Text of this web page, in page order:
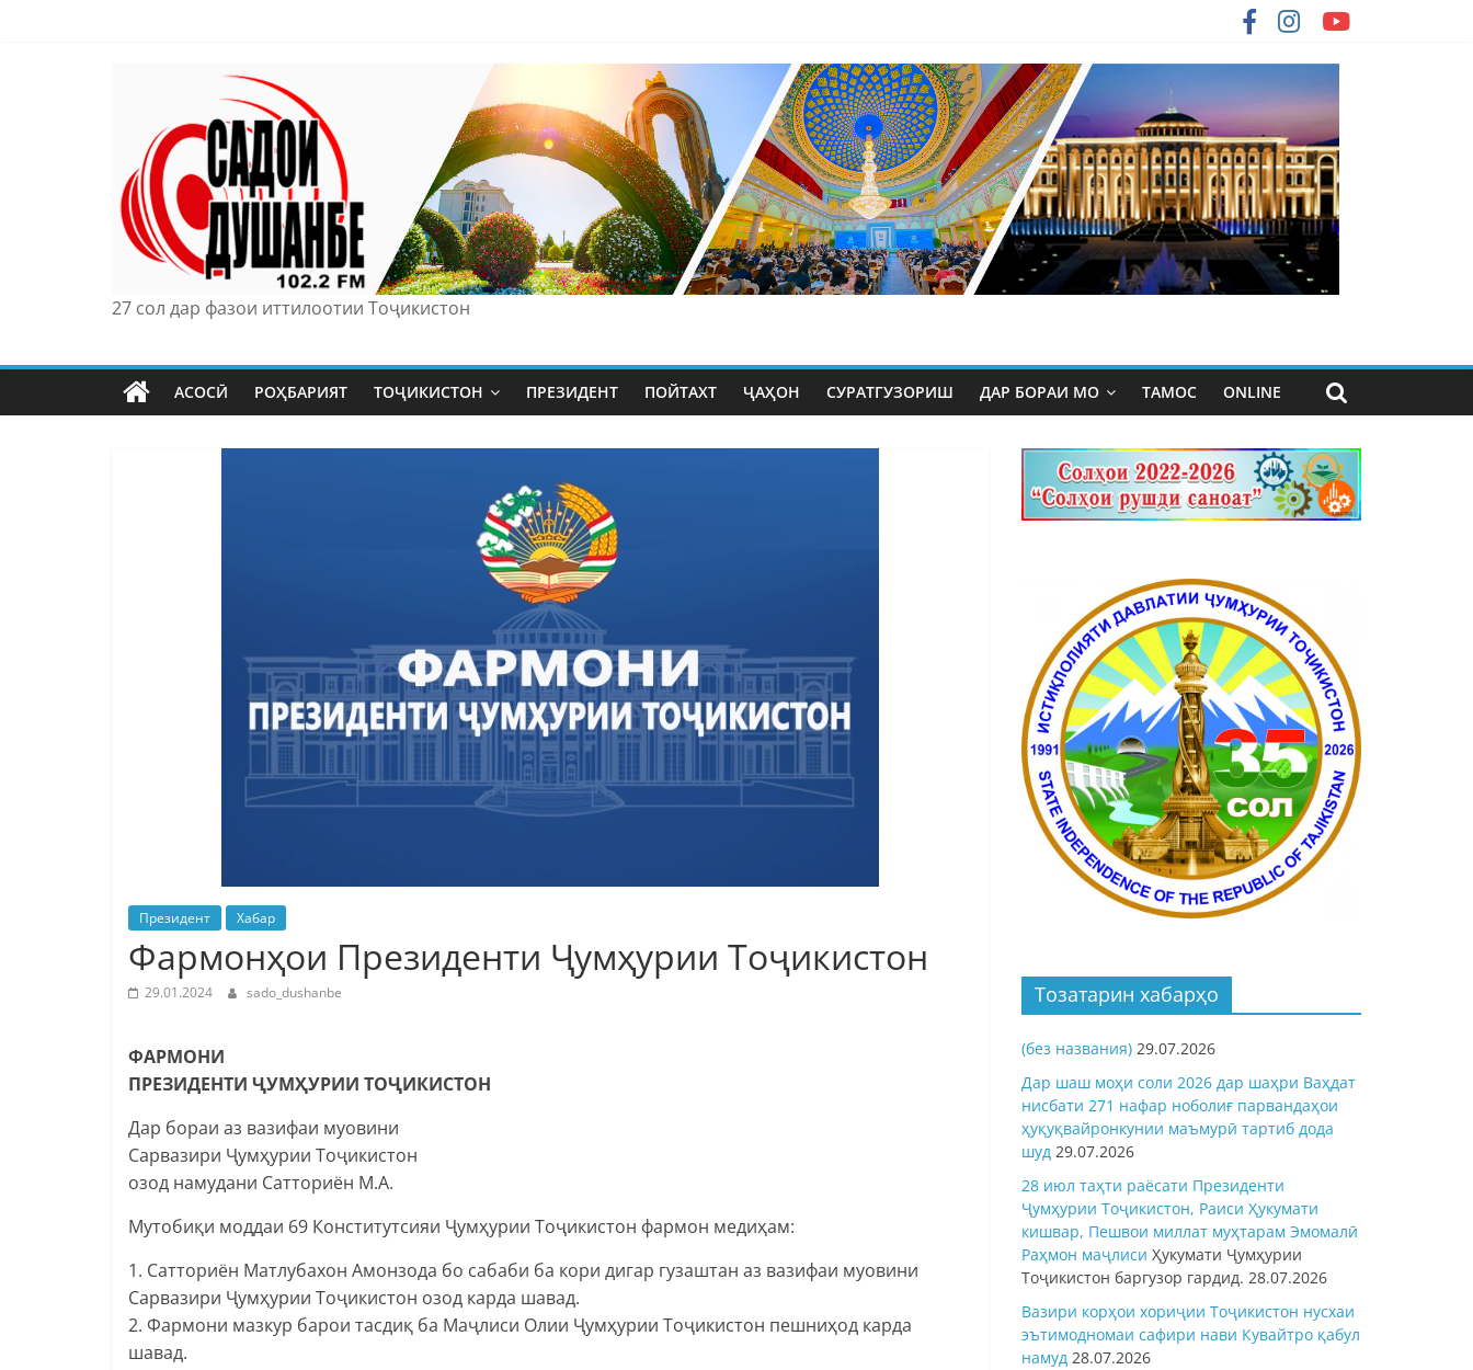
27 сол дар фазои иттилоотии Тоҷикистон
АСОСӢ РОҲБАРИЯТ ТОҶИКИСТОН ПРЕЗИДЕНТ ПОЙТАХТ ҶАҲОН СУРАТГУЗОРИШ ДАР БОРАИ МО ТАМОС ONLINE
Президент Хабар
Фармонҳои Президенти Ҷумҳурии Тоҷикистон
29.01.2024 sado_dushanbe
ФАРМОНИ
ПРЕЗИДЕНТИ ҶУМҲУРИИ ТОҶИКИСТОН
Дар бораи аз вазифаи муовини
Сарвазири Ҷумҳурии Тоҷикистон
озод намудани Сатториён М.А.
Мутобиқи моддаи 69 Конститутсияи Ҷумҳурии Тоҷикистон фармон медиҳам:
1. Сатториён Матлубахон Амонзода бо сабаби ба кори дигар гузаштан аз вазифаи муовини
Сарвазири Ҷумҳурии Тоҷикистон озод карда шавад.
2. Фармони мазкур барои тасдиқ ба Маҷлиси Олии Ҷумҳурии Тоҷикистон пешниҳод карда
шавад.
Тозатарин хабарҳо
(без названия) 29.07.2026
Дар шаш моҳи соли 2026 дар шаҳри Ваҳдат
нисбати 271 нафар ноболиғ парвандаҳои
ҳуқуқвайронкунии маъмурӣ тартиб дода
шуд 29.07.2026
28 июл таҳти раёсати Президенти
Ҷумҳурии Тоҷикистон, Раиси Ҳукумати
кишвар, Пешвои миллат муҳтарам Эмомалӣ
Раҳмон маҷлиси Ҳукумати Ҷумҳурии
Тоҷикистон баргузор гардид. 28.07.2026
Вазири корҳои хориҷии Тоҷикистон нусхаи
эътимодномаи сафири нави Кувайтро қабул
намуд 28.07.2026